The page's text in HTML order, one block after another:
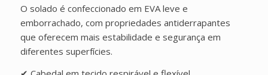
O solado é confeccionado em EVA leve e
emborrachado, com propriedades antiderrapantes
que oferecem mais estabilidade e segurança em
diferentes superfícies.